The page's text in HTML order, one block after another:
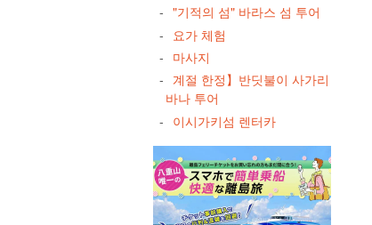
"기적의 섬" 바라스 섬 투어
요가 체험
마사지
계절 한정】반딧불이 사가리
바나 투어
이시가키섬 렌터카